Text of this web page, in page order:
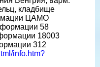
кладбище
ЦАМО
58
18003
312
info.htm?